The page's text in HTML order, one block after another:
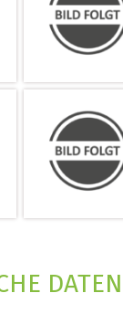
DATEN